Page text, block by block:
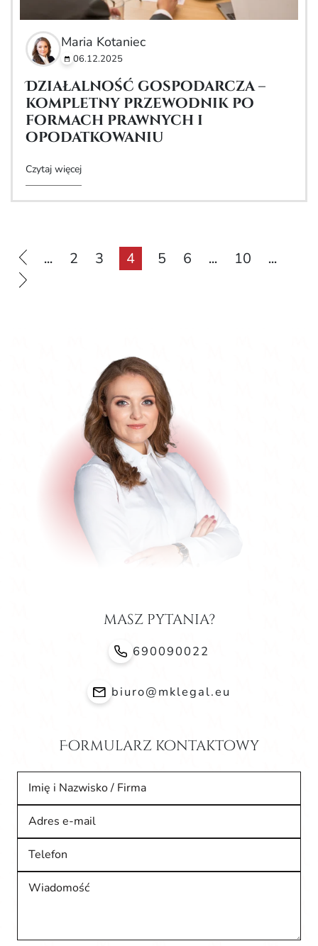
Maria Kotaniec
06.12.2025
Działalność gospodarcza –
kompletny przewodnik po
formach prawnych i
opodatkowaniu
Czytaj więcej
... 2 3 4 5 6 ... 10 ...
Formularz kontaktowy
Imię i Nazwisko / Firma
Adres e-mail
Telefon
Wiadomość
masz pytania?
690090022
biuro@mklegal.eu